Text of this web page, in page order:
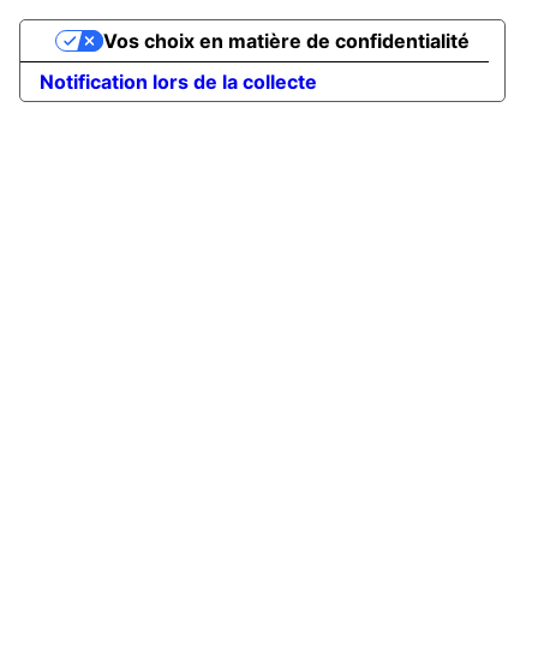
Notification lors de la collecte
Vos choix en matière de confidentialité